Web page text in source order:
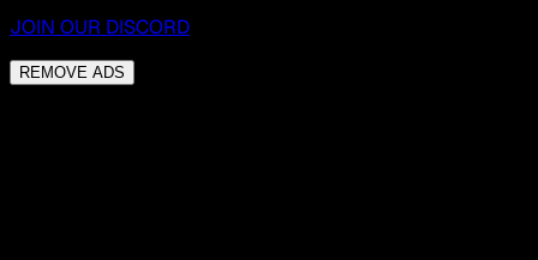
JOIN OUR DISCORD
REMOVE ADS